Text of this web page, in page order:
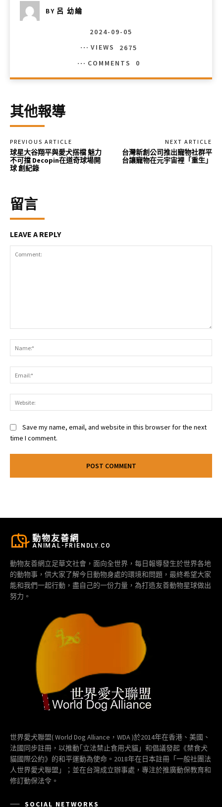
BY 呂 幼綸
2024-09-05
VIEWS
2675
COMMENTS
0
其他報導
PREVIOUS ARTICLE
球星大谷翔平與愛犬搭檔 魅力
不可擋 Decopin在道奇球場開
球 創紀錄
NEXT ARTICLE
台灣新創公司推出寵物社群平
台讓寵物在元宇宙裡「重生」
留言
LEAVE A REPLY
Save my name, email, and website in this browser for the next
time I comment.
動物友善網
ANIMAL-FRIENDLY.CO
動物友善網立足華文社會，面向全世界，每日報導發生於世界各地
的動物事，供大家了解今日動物身處的環境和問題，最終希望大家
能和我們一起行動，盡自己的一份力量，為打造友善動物星球做出
努力。
世界愛犬聯盟( World Dog Alliance，WDA )於2014年在香港、美國、
法國同步註冊，以推動｢立法禁止食用犬貓」和倡議發起《禁食犬
貓國際公約》的和平運動為使命。2018年在日本註冊「一般社團法
人世界愛犬聯盟」；並在台灣成立辦事處，專注於推廣動保教育和
修訂動保法令。
SOCIAL NETWORKS